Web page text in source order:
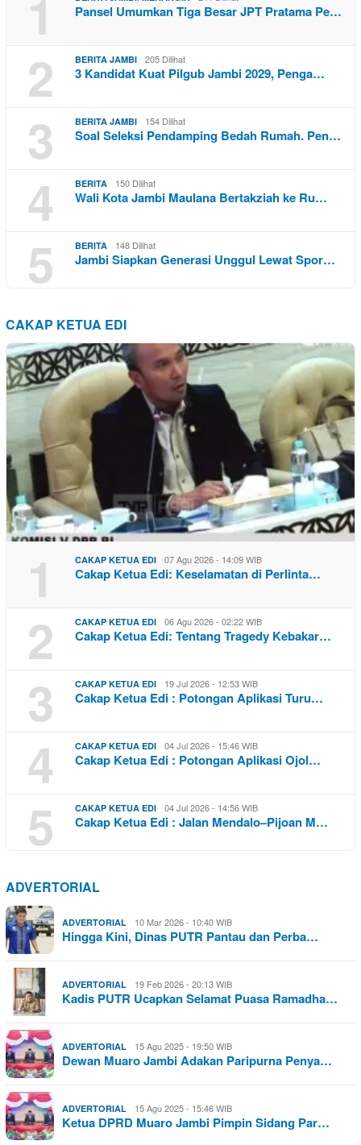
1 Pansel Umumkan Tiga Besar JPT Pratama Pe…
2 BERITA JAMBI 205 Dilihat
3 Kandidat Kuat Pilgub Jambi 2029, Penga…
3 BERITA JAMBI 154 Dilihat
Soal Seleksi Pendamping Bedah Rumah. Pen…
4 BERITA 150 Dilihat
Wali Kota Jambi Maulana Bertakziah ke Ru…
5 BERITA 148 Dilihat
Jambi Siapkan Generasi Unggul Lewat Spor…
CAKAP KETUA EDI
1 CAKAP KETUA EDI 07 Agu 2026 - 14:09 WIB
Cakap Ketua Edi: Keselamatan di Perlinta…
2 CAKAP KETUA EDI 06 Agu 2026 - 02:22 WIB
Cakap Ketua Edi: Tentang Tragedy Kebakar…
3 CAKAP KETUA EDI 19 Jul 2026 - 12:53 WIB
Cakap Ketua Edi : Potongan Aplikasi Turu…
4 CAKAP KETUA EDI 04 Jul 2026 - 15:46 WIB
Cakap Ketua Edi : Potongan Aplikasi Ojol…
5 CAKAP KETUA EDI 04 Jul 2026 - 14:56 WIB
Cakap Ketua Edi : Jalan Mendalo–Pijoan M…
ADVERTORIAL
ADVERTORIAL 10 Mar 2026 - 10:40 WIB
Hingga Kini, Dinas PUTR Pantau dan Perba…
ADVERTORIAL 19 Feb 2026 - 20:13 WIB
Kadis PUTR Ucapkan Selamat Puasa Ramadha…
ADVERTORIAL 15 Agu 2025 - 19:50 WIB
Dewan Muaro Jambi Adakan Paripurna Penya…
ADVERTORIAL 15 Agu 2025 - 15:46 WIB
Ketua DPRD Muaro Jambi Pimpin Sidang Par…